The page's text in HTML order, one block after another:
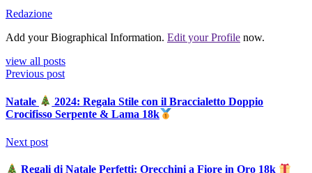
Redazione
Add your Biographical Information. Edit your Profile now.
view all posts
Previous post
Natale
2024: Regala Stile con il Braccialetto Doppio
Crocifisso Serpente & Lama 18k
Next post
Regali di Natale Perfetti: Orecchini a Fiore in Oro 18k